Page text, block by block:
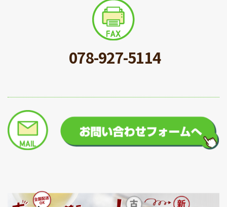
078-927-5114